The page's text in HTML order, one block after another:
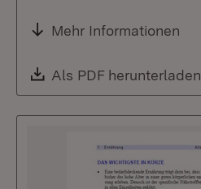
Mehr Informationen
Download:
Als PDF herunterladen